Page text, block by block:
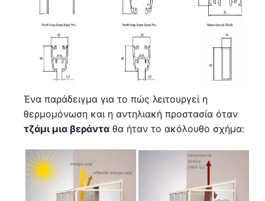
Ένα παράδειγμα για το πώς λειτουργεί η
θερμομόνωση και η αντηλιακή προστασία όταν
τζάμι μια βεράντα θα ήταν το ακόλουθο σχήμα: